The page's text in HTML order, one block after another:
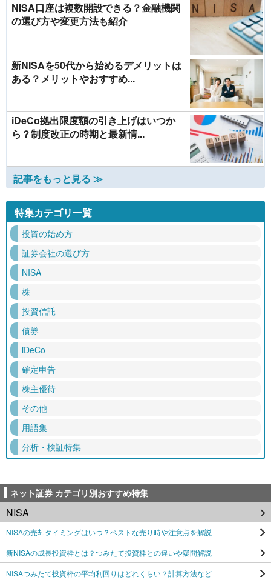
NISA口座は複数開設できる？金融機関
の選び方や変更方法も紹介
新NISAを50代から始めるデメリットは
ある？メリットやおすすめ...
iDeCo拠出限度額の引き上げはいつか
ら？制度改正の時期と最新情...
記事をもっと見る ≫
特集カテゴリ一覧
投資の始め方
証券会社の選び方
NISA
株
投資信託
債券
iDeCo
確定申告
株主優待
その他
用語集
分析・検証特集
ネット証券 カテゴリ別おすすめ特集
NISA
NISAの売却タイミングはいつ？ベストな売り時や注意点を解説
新NISAの成長投資枠とは？つみたて投資枠との違いや疑問解説
NISAつみたて投資枠の平均利回りはどれくらい？計算方法など